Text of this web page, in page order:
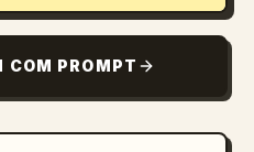
COM PROMPT